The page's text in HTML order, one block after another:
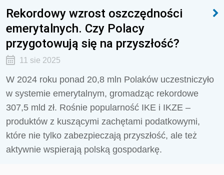
Rekordowy wzrost oszczędności
emerytalnych. Czy Polacy
przygotowują się na przyszłość?
11 sie 2025
W 2024 roku ponad 20,8 mln Polaków uczestniczyło
w systemie emerytalnym, gromadząc rekordowe
307,5 mld zł. Rośnie popularność IKE i IKZE –
produktów z kuszącymi zachętami podatkowymi,
które nie tylko zabezpieczają przyszłość, ale też
aktywnie wspierają polską gospodarkę.